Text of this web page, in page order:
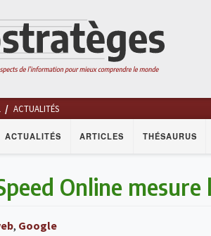
ACTUALITÉS ARTICLES THÉSAURUS
ACTUALITÉS
Online
, Google